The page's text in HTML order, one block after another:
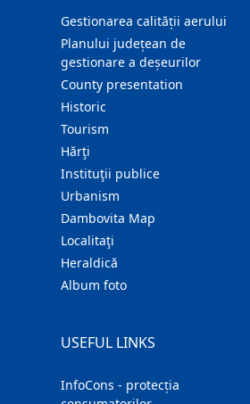
Gestionarea calității aerului
Planului județean de
gestionare a deșeurilor
County presentation
Historic
Tourism
Hărţi
Instituţii publice
Urbanism
Dambovita Map
Localitaţi
Heraldică
Album foto
USEFUL LINKS
InfoCons - protecția